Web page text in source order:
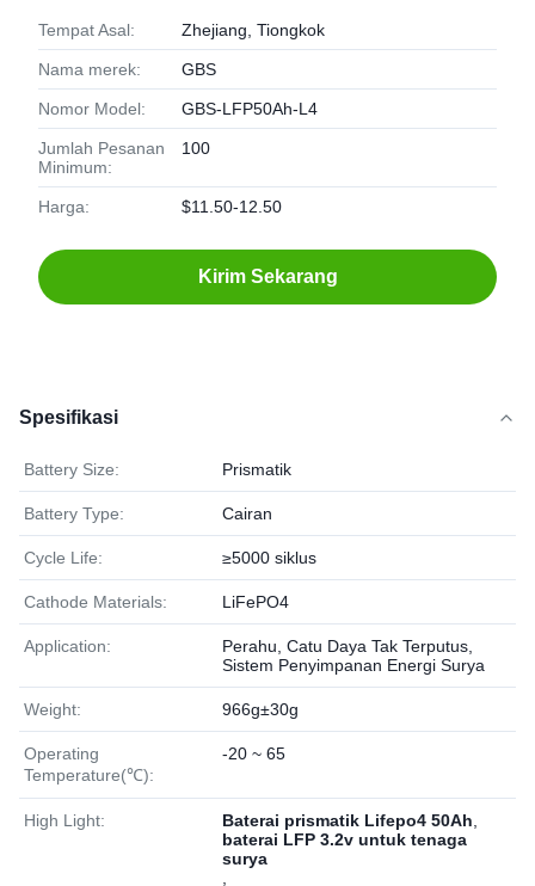
Tempat Asal: Zhejiang, Tiongkok
Nama merek: GBS
Nomor Model: GBS-LFP50Ah-L4
Jumlah Pesanan
Minimum:
100
Harga: $11.50-12.50
Kirim Sekarang
Spesifikasi
Battery Size: Prismatik
Battery Type: Cairan
Cycle Life: ≥5000 siklus
Cathode Materials: LiFePO4
Application:
Perahu, Catu Daya Tak Terputus,
Sistem Penyimpanan Energi Surya
Weight: 966g±30g
Operating
Temperature(℃):
-20 ~ 65
High Light: Baterai prismatik Lifepo4 50Ah
baterai LFP 3.2v untuk tenaga
surya